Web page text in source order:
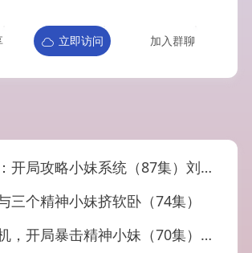
立即访问 加入群聊
局攻略小妹系统（87集）刘娜＆祈乐
三个精神小妹挤软卧（74集）
局暴击精神小妹（70集）张予晴＆沈驰